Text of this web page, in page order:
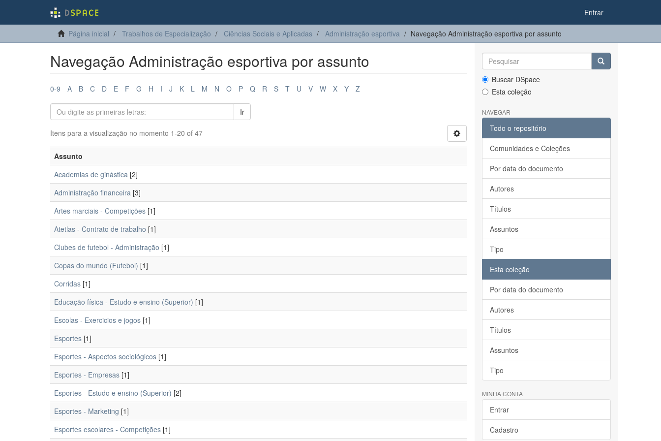
Entrar
Página inicial Trabalhos de Especialização Ciências Sociais e Aplicadas Administração esportiva Navegação Administração esportiva por assunto
Navegação Administração esportiva por assunto
0-9 A B C D E F G H I J K L M N O P Q R S T U V W X Y Z
Ir
Itens para a visualização no momento 1-20 of 47
Assunto
Academias de ginástica [2]
Administração financeira [3]
Artes marciais - Competições [1]
Atetlas - Contrato de trabalho [1]
Clubes de futebol - Administração [1]
Copas do mundo (Futebol) [1]
Corridas [1]
Educação física - Estudo e ensino (Superior) [1]
Escolas - Exercicios e jogos [1]
Esportes [1]
Esportes - Aspectos sociológicos [1]
Esportes - Empresas [1]
Esportes - Estudo e ensino (Superior) [2]
Esportes - Marketing [1]
Esportes escolares - Competições [1]
Buscar DSpace
Esta coleção
NAVEGAR
Todo o repositório
Comunidades e Coleções
Por data do documento
Autores
Títulos
Assuntos
Tipo
Esta coleção
Por data do documento
Autores
Títulos
Assuntos
Tipo
MINHA CONTA
Entrar
Cadastro